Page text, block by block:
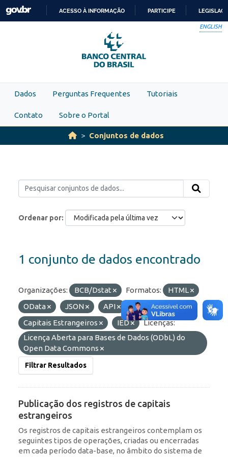
Skip to main content
PARA
O
CONTEÚDO
ACESSO À INFORMAÇÃO PARTICIPE
ENGLISH
Dados Perguntas Frequentes Tutoriais
Contato Sobre o Portal
Conjuntos de dados
Ordenar por
1 conjunto de dados encontrado
Organizações: BCB/Dstat Formatos:
HTML
OData
JSON API Etiquetas:
RDE
Capitais Estrangeiros
IED
Licenças:
Licença Aberta para Bases de Dados (ODbL) do
Open Data Commons
Filtrar Resultados
Publicação dos registros de capitais
estrangeiros
Os registros de capitais estrangeiros contemplam os
seguintes tipos de operações, criadas ou encerradas
em cada período data-base, no âmbito do sistema de